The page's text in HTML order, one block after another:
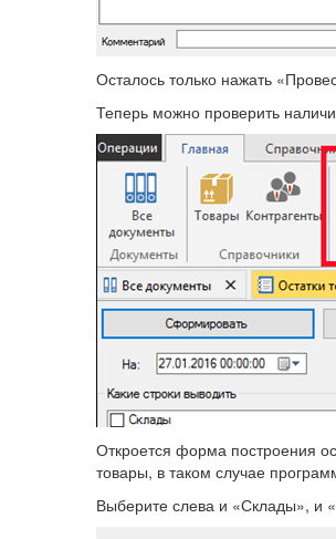
Осталось только нажать
Теперь можно проверить
Откроется форма построения
товары, в таком случае
Выберите слева и «Склады», и